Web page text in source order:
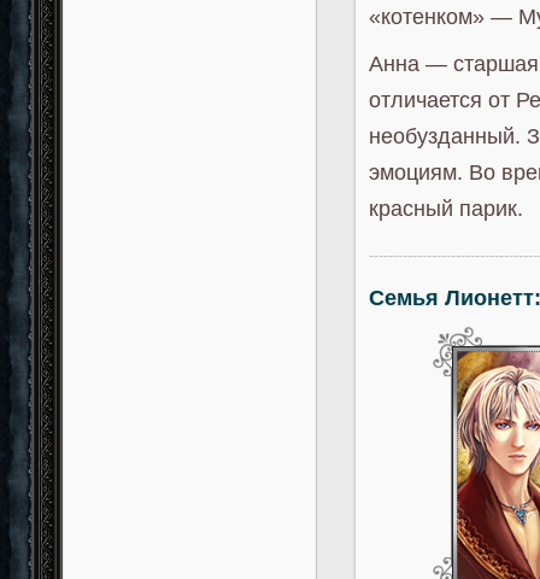
«котенком» —
Анна — старшая
отличается от
необузданный.
эмоциям. Во
красный парик.
Семья